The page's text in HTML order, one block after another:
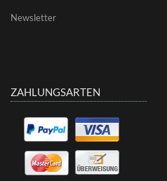
Newsletter
ZAHLUNGSARTEN